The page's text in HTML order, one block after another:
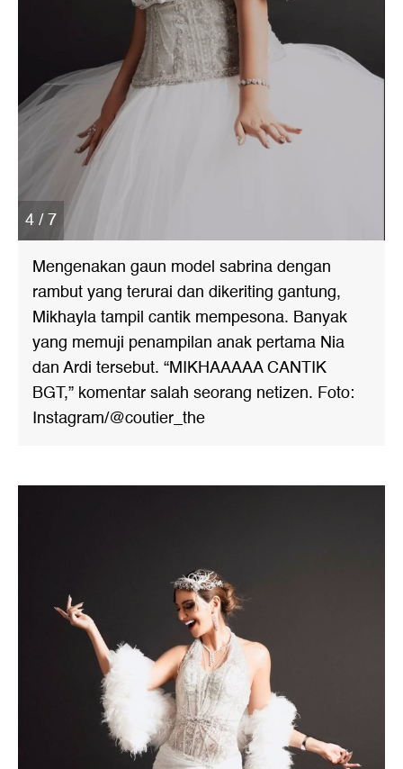
4 / 7
Mengenakan gaun model sabrina dengan
rambut yang terurai dan dikeriting gantung,
Mikhayla tampil cantik mempesona. Banyak
yang memuji penampilan anak pertama Nia
dan Ardi tersebut. “MIKHAAAAA CANTIK
BGT,” komentar salah seorang netizen. Foto:
Instagram/@coutier_the